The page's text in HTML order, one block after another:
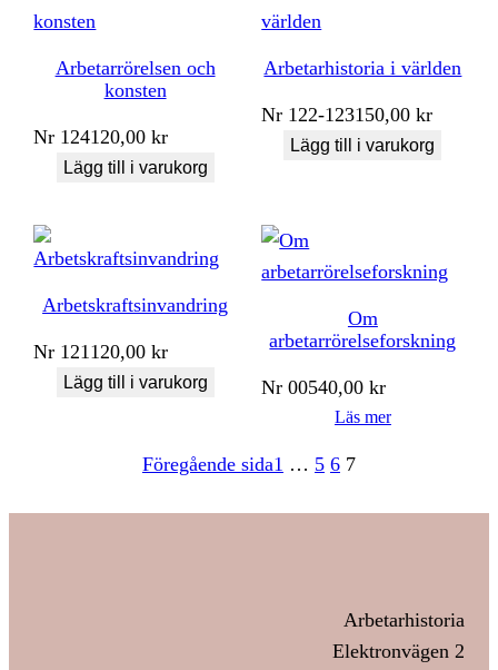
Arbetarrörelsen och
konsten
Nr 124120,00kr
Lägg till i varukorg
Arbetarhistoria i världen
Nr 122-123150,00kr
Lägg till i varukorg
Arbetskraftsinvandring
Nr 121120,00kr
Lägg till i varukorg
Om
arbetarrörelseforskning
Nr 00540,00kr
Läs mer
Föregående sida1 … 5 6 7
Arbetarhistoria
Elektronvägen 2